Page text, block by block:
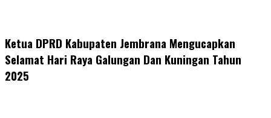
Ketua DPRD Kabupaten Jembrana Mengucapkan
Selamat Hari Raya Galungan Dan Kuningan Tahun
2025